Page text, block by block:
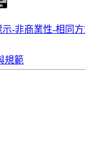
-非商業性-相同
規範